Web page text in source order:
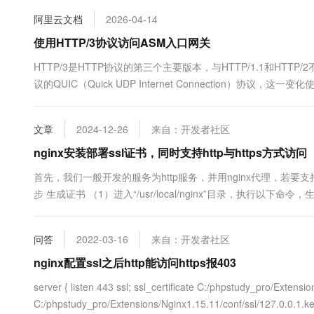
阿里云文档 2026-04-14
使用HTTP/3协议访问ASM入口网关
HTTP/3是HTTP协议的第三个主要版本，与HTTP/1.1和HTTP/
议的QUIC（Quick UDP Internet Connection）协议，这一变化
文章 2024-12-26 来自：开发者社区
nginx安装部署ssl证书，同时支持http与https方式访问
首先，我们一般开发的服务为http服务，并用nginx代理，若要
步 生成证书 （1）进入“/usr/local/nginx”目录，执行以下命令，
问答 2022-03-16 来自：开发者社区
nginx配置ssl之后http能访问https报403
server { listen 443 ssl; ssl_certificate C:/phpstudy_pro/
C:/phpstudy_pro/Extensions/Nginx1.15.11/conf/ssl/
专有云